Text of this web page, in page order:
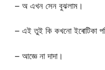
– অ এখন সেন বুঝলাম।
– এই তুই কি কখনো ইৰোটিকা
– আজ্ঞে না দাদা।